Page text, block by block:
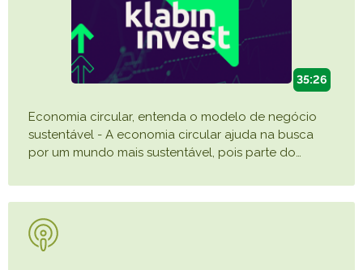
35:26
Economia circular, entenda o modelo de negócio
sustentável - A economia circular ajuda na busca
por um mundo mais sustentável, pois parte do…